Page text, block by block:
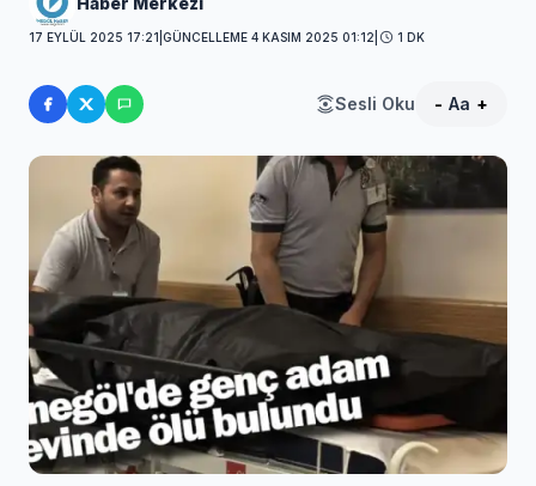
17 EYLÜL 2025 17:21 GÜNCELLEME 4 KASIM 2025 01:12 1 DK
Sesli Oku - Aa +